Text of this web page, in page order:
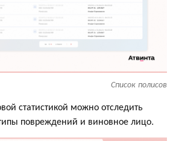
Список полисов
статистикой можно отследить
повреждений и виновное лицо.